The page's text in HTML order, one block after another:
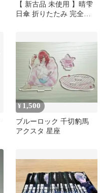
【 新古品 未使用 】晴雫
日傘 折りたたみ 完全遮
全ロック付き UVカット
100％ 折りたたみ傘 超軽
量 レディース メンズ 子
供 吸水 傘カバー ケース
付属
¥ 1,500
ブルーロック 千切豹馬
アクスタ 星座